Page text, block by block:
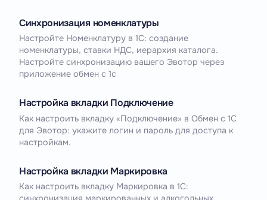
Синхронизация номенклатуры
Настройте Номенклатуру в 1С: создание
номенклатуры, ставки НДС, иерархия каталога.
Настройте синхронизацию вашего Эвотор через
приложение обмен с 1с
Настройка вкладки Подключение
Как настроить вкладку «Подключение» в Обмен с 1С
для Эвотор: укажите логин и пароль для доступа к
настройкам.
Настройка вкладки Маркировка
Как настроить вкладку Маркировка в 1С: